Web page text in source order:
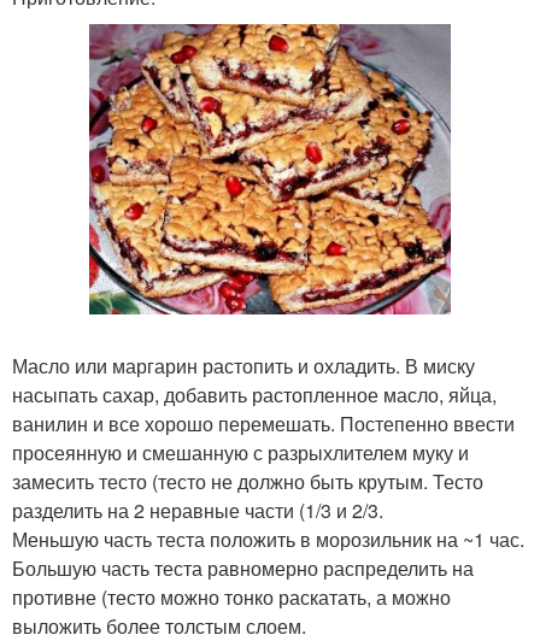
Масло или маргарин растопить и охладить. В миску
насыпать сахар, добавить растопленное масло, яйца,
ванилин и все хорошо перемешать. Постепенно ввести
просеянную и смешанную с разрыхлителем муку и
замесить тесто (тесто не должно быть крутым. Тесто
разделить на 2 неравные части (1/3 и 2/3.
Меньшую часть теста положить в морозильник на ~1 час.
Большую часть теста равномерно распределить на
противне (тесто можно тонко раскатать, а можно
выложить более толстым слоем.